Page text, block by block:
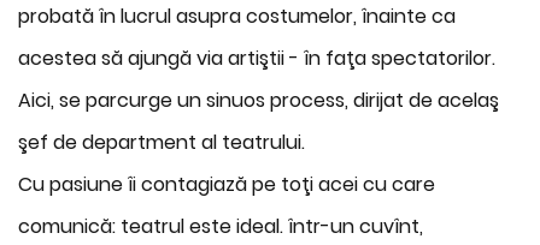
probată în lucrul asupra costumelor, înainte ca
acestea să ajungă via artiştii - în faţa spectatorilor.
Aici, se parcurge un sinuos process, dirijat de acelaş
şef de department al teatrului.
Cu pasiune îi contagiază pe toţi acei cu care
comunică: teatrul este ideal. într-un cuvînt,